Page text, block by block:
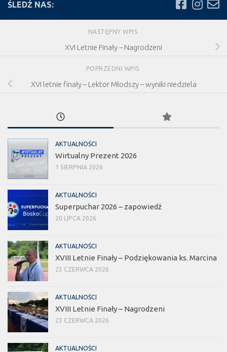
ŚLEDŹ NAS:
NASTĘPNY WPIS
XVI Letnie Finały – Nagrodzeni
POPRZEDNI WPIS
XVI letnie finały – Lektor Młodszy – wyniki niedziela
AKTUALNOŚCI
Wirtualny Prezent 2026
1 SIERPNIA 2026
AKTUALNOŚCI
Superpuchar 2026 – zapowiedź
20 LIPCA 2026
AKTUALNOŚCI
XVIII Letnie Finały – Podziękowania ks. Marcina
23 CZERWCA 2026
AKTUALNOŚCI
XVIII Letnie Finały – Nagrodzeni
23 CZERWCA 2026
AKTUALNOŚCI